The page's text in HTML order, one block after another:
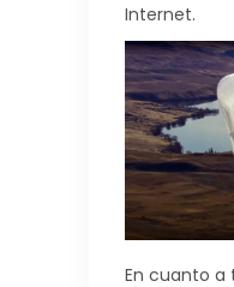
Internet.
En cuanto a